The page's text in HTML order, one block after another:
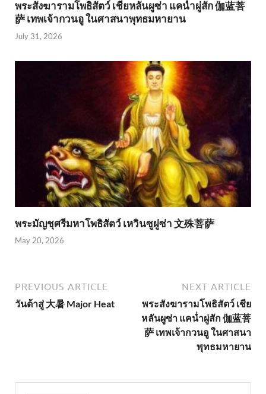
พระสังฆารามโพธิสัตว์ เชียหลันผูซ่า แคน่ำผู่สัก 伽蓝菩
萨 เทพเจ้ากวนอู ในศาสนาพุทธมหายาน
July 31, 2026
พระมัญชุศรีมหาโพธิสัตว์ เหวินซูผู่ซ่า 文殊菩萨
May 20, 2026
PREVIOUS ARTICLE
วันต้าสู่ 大暑 Major Heat
NEXT ARTICLE
พระสังฆารามโพธิสัตว์ เชีย
หลันผูซ่า แคน่ำผู่สัก 伽蓝菩
萨 เทพเจ้ากวนอู ในศาสนา
พุทธมหายาน